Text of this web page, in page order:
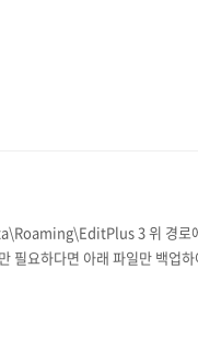
3 위 경로
필요하다면 아래 파일만 백업